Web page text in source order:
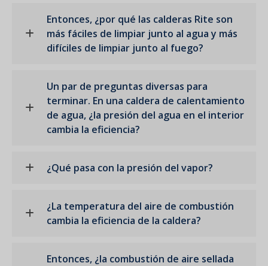
Entonces, ¿por qué las calderas Rite son
más fáciles de limpiar junto al agua y más
difíciles de limpiar junto al fuego?
Un par de preguntas diversas para
terminar. En una caldera de calentamiento
de agua, ¿la presión del agua en el interior
cambia la eficiencia?
¿Qué pasa con la presión del vapor?
¿La temperatura del aire de combustión
cambia la eficiencia de la caldera?
Entonces, ¿la combustión de aire sellada